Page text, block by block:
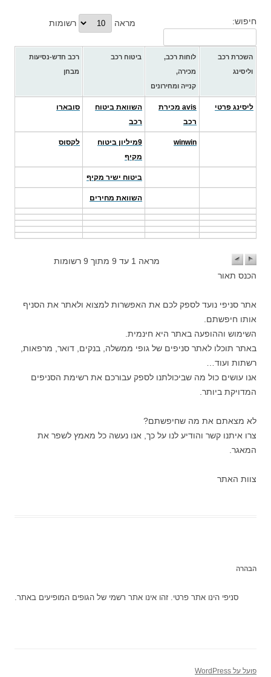
מראה רשומות חיפוש:
השכרת רכב
וליסינג
לוחות רכב,
מכירה,
קנייה ומחירונים
ביטוח רכב
רכב חדש-נסיעות
מבחן
ליסינג פרטי
avis מכירת
רכב
השוואת ביטוח
רכב
סובארו
winwin
9מיליון ביטוח
מקיף
לקסוס
ביטוח ישיר מקיף
השוואת מחירים
מראה 1 עד 9 מתוך 9 רשומות
הכנס תאור
אתר סניפי נועד לספק לכם את האפשרות למצוא ולאתר את הסניף
אותו חיפשתם.
השימוש וההופעה באתר היא חינמית.
באתר תוכלו לאתר סניפים של גופי ממשלה, בנקים, דואר, מרפאות,
רשתות ועוד…
אנו עושים כול מה שביכולתנו לספק עבורכם את רשימת הסניפים
המדויקת ביותר.
לא מצאתם את מה שחיפשתם?
צרו איתנו קשר והודיע לנו על כך, אנו נעשה כל מאמץ לשפר את
המאגר.
צוות האתר
הבהרה
סניפי הינו אתר פרטי. זהו אינו אתר רשמי של הגופים המופיעים באתר.
פועל על WordPress